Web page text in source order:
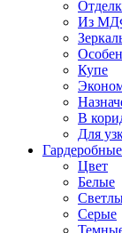
Из
Купе
В
Для
Гардеробные
Цвет
Белые
Серые